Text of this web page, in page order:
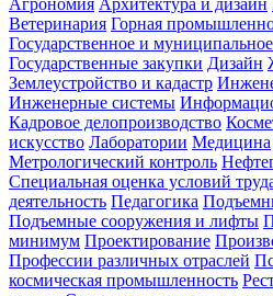
Агрономия Архитектура и дизайн
Ветеринария Горная
Государственное и
Государственные закупки Дизайн
Землеустройство и кадастр
Инженерные системы
Кадровое делопроизводство
искусство Лаборатории Медицина
Метрологический контроль
Специальная оценка условий
деятельность Педагогика
Подъемные сооружения и лифты
минимум Проектирование
Профессии различных отраслей
космическая промышленность